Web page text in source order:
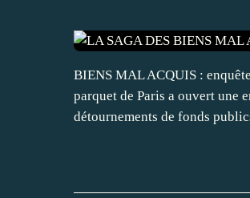
BIENS MAL ACQUIS :
parquet de Paris a ouvert une
détournements de fonds